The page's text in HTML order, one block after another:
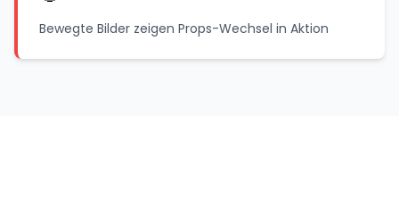
Bewegte Bilder zeigen Props-Wechsel in Aktion